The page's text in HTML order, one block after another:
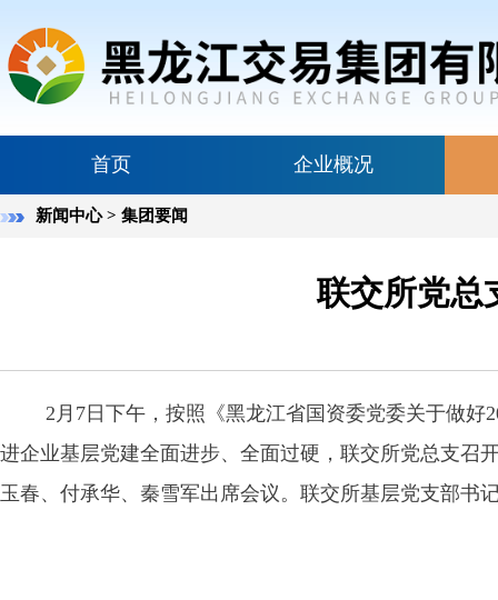
首页 企业概况
新闻中心> 集团要闻
联交所党总
2月7日下午，按照《黑龙江省国资委党委关于做
进企业基层党建全面进步、全面过硬，联交所党总支召
玉春、付承华、秦雪军出席会议。联交所基层党支部书